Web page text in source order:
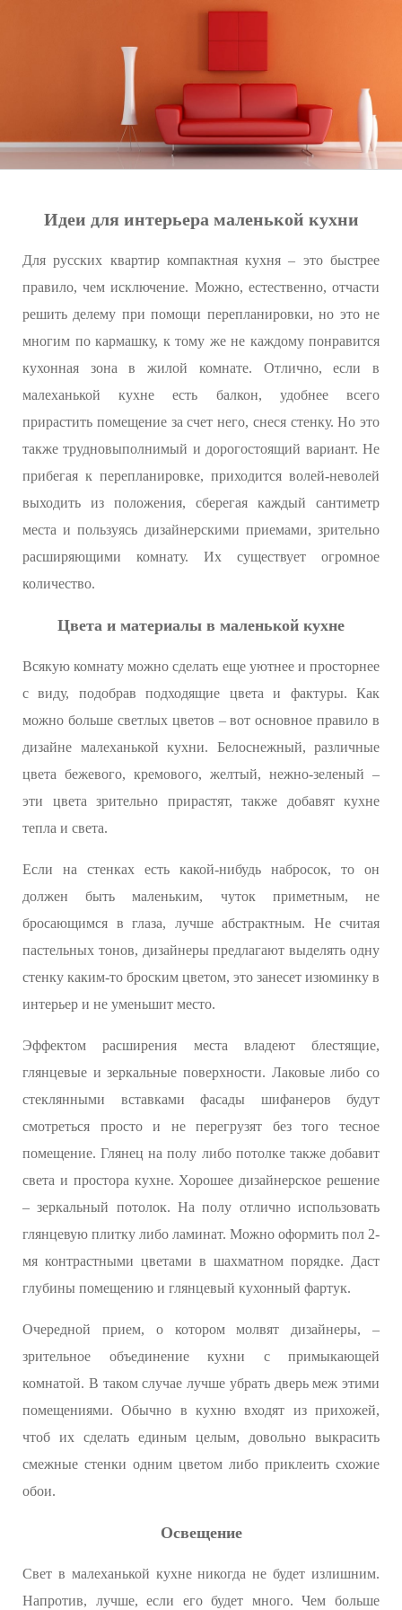
Идеи для интерьера маленькой кухни
Для русских квартир компактная кухня – это быстрее
правило, чем исключение. Можно, естественно, отчасти
решить делему при помощи перепланировки, но это не
многим по кармашку, к тому же не каждому понравится
кухонная зона в жилой комнате. Отлично, если в
малеханькой кухне есть балкон, удобнее всего
прирастить помещение за счет него, снеся стенку. Но это
также трудновыполнимый и дорогостоящий вариант. Не
прибегая к перепланировке, приходится волей-неволей
выходить из положения, сберегая каждый сантиметр
места и пользуясь дизайнерскими приемами, зрительно
расширяющими комнату. Их существует огромное
количество.
Цвета и материалы в маленькой кухне
Всякую комнату можно сделать еще уютнее и просторнее
с виду, подобрав подходящие цвета и фактуры. Как
можно больше светлых цветов – вот основное правило в
дизайне малеханькой кухни. Белоснежный, различные
цвета бежевого, кремового, желтый, нежно-зеленый –
эти цвета зрительно прирастят, также добавят кухне
тепла и света.
Если на стенках есть какой-нибудь набросок, то он
должен быть маленьким, чуток приметным, не
бросающимся в глаза, лучше абстрактным. Не считая
пастельных тонов, дизайнеры предлагают выделять одну
стенку каким-то броским цветом, это занесет изюминку в
интерьер и не уменьшит место.
Эффектом расширения места владеют блестящие,
глянцевые и зеркальные поверхности. Лаковые либо со
стеклянными вставками фасады шифанеров будут
смотреться просто и не перегрузят без того тесное
помещение. Глянец на полу либо потолке также добавит
света и простора кухне. Хорошее дизайнерское решение
– зеркальный потолок. На полу отлично использовать
глянцевую плитку либо ламинат. Можно оформить пол 2-
мя контрастными цветами в шахматном порядке. Даст
глубины помещению и глянцевый кухонный фартук.
Очередной прием, о котором молвят дизайнеры, –
зрительное объединение кухни с примыкающей
комнатой. В таком случае лучше убрать дверь меж этими
помещениями. Обычно в кухню входят из прихожей,
чтоб их сделать единым целым, довольно выкрасить
смежные стенки одним цветом либо приклеить схожие
обои.
Освещение
Свет в малеханькой кухне никогда не будет излишним.
Напротив, лучше, если его будет много. Чем больше